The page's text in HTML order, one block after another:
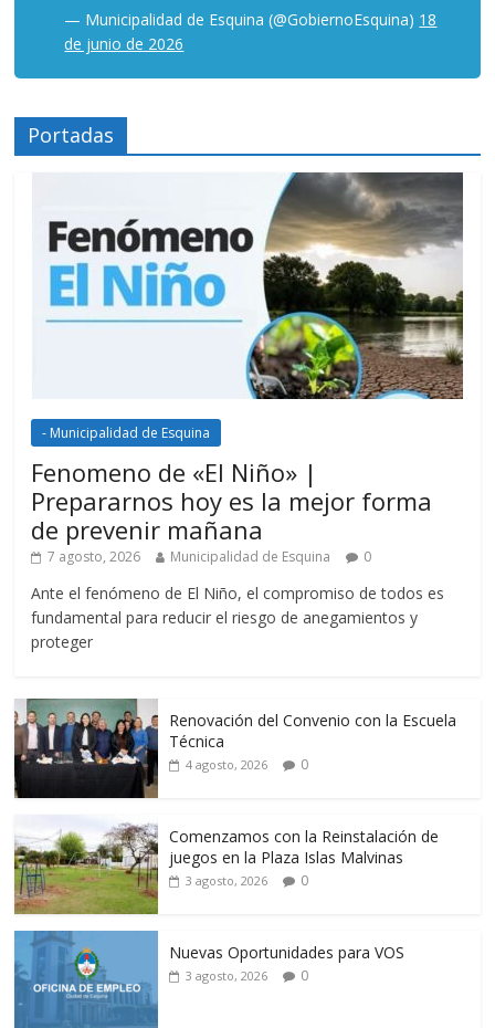
— Municipalidad de Esquina (@GobiernoEsquina) 18
de junio de 2026
Portadas
- Municipalidad de Esquina
Fenomeno de «El Niño» |
Prepararnos hoy es la mejor forma
de prevenir mañana
7 agosto, 2026 Municipalidad de Esquina 0
Ante el fenómeno de El Niño, el compromiso de todos es
fundamental para reducir el riesgo de anegamientos y
proteger
Renovación del Convenio con la Escuela
Técnica
4 agosto, 2026 0
Comenzamos con la Reinstalación de
juegos en la Plaza Islas Malvinas
3 agosto, 2026 0
Nuevas Oportunidades para VOS
3 agosto, 2026 0